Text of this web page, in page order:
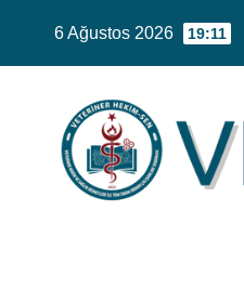
6 Ağustos 2026 19:11